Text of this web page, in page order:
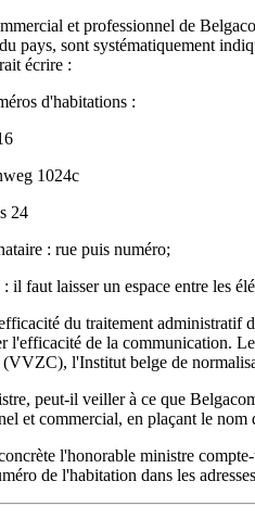
et professionnel de
pays, sont systématiquement
écrire :
d'habitations :
1024c
24
: rue puis numéro;
: il faut laisser un espace entre les
du traitement administratif
l'efficacité de la communication.
(VVZC), l'Institut belge de
peut-il veiller à ce que
et commercial, en plaçant le
l'honorable ministre
de l'habitation dans les